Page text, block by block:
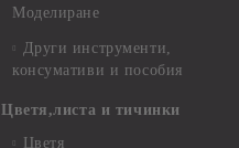
Моделиране
Други инструменти,
консумативи и пособия
Цветя,листа и тичинки
Цветя